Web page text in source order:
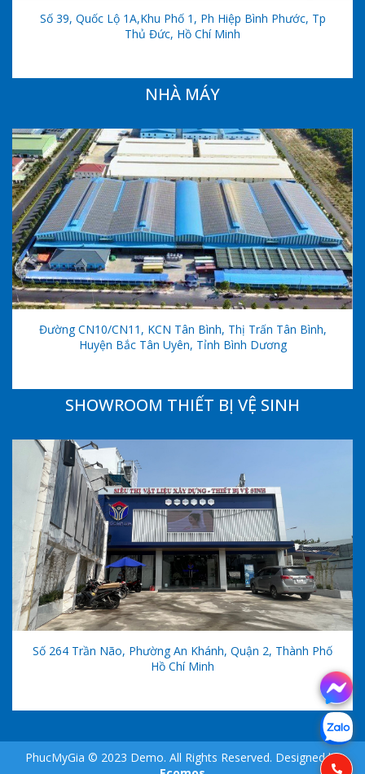
Số 39, Quốc Lộ 1A,khu Phố 1, Ph Hiệp Bình Phước, Tp
Thủ Đức, Hồ Chí Minh
NHÀ MÁY
Đường CN10/CN11, KCN Tân Bình, Thị Trấn Tân Bình,
Huyện Bắc Tân Uyên, Tỉnh Bình Dương
SHOWROOM THIẾT BỊ VỆ SINH
Số 264 Trần Não, Phường An Khánh, Quận 2, Thành Phố
Hồ Chí Minh
PhucMyGia © 2023 Demo. All Rights Reserved. Designed by